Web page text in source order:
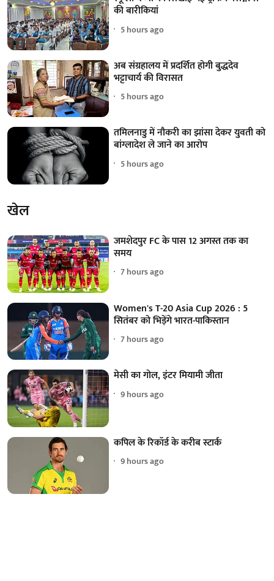
की बारीकियां
5 hours ago
अब संग्रहालय में प्रदर्शित होगी बुद्धदेव
भट्टाचार्य की विरासत
5 hours ago
तमिलनाडु में नौकरी का झांसा देकर युवती को
बांग्लादेश ले जाने का आरोप
5 hours ago
खेल
जमशेदपुर FC के पास 12 अगस्त तक का
समय
7 hours ago
Women's T-20 Asia Cup 2026 : 5
सितंबर को भिड़ेंगे भारत-पाकिस्तान
7 hours ago
मेसी का गोल, इंटर मियामी जीता
9 hours ago
कपिल के रिकॉर्ड के करीब स्टार्क
9 hours ago